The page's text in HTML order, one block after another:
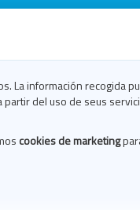
La información recogida
del uso de seus
cookies de marketing